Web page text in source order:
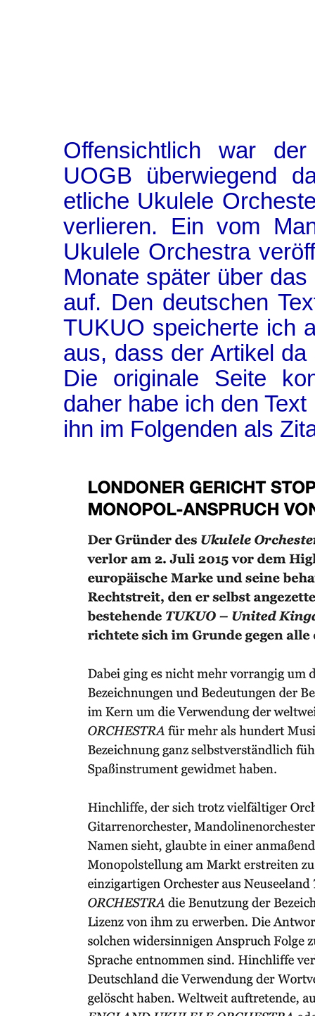
Offensichtlich war
UOGB überwiegend
etliche Ukulele
verlieren. Ein vom
Ukulele Orchestra
Monate später über
auf. Den deutschen
TUKUO speicherte ich
aus, dass der Artikel
Die originale Seite
daher habe ich den
ihn im Folgenden als